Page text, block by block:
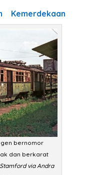
bernomor
dan berkarat
via Andra